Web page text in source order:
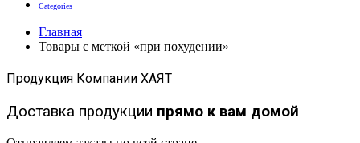
Categories
Главная
Товары с меткой «при похудении»
Продукция Компании ХАЯТ
Доставка продукции прямо к вам домой